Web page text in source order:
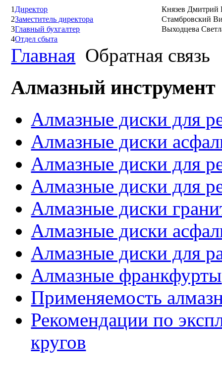
1 Директор
Князев Дмитрий
2Заместитель директора
Стамбровский
3Главный бухгалтер
Выходцева
4Отдел сбыта
Главная Обратная связь
Алмазный инструмент
Алмазные диски для
Алмазные диски
Алмазные диски для
Алмазные диски для
Алмазные диски
Алмазные диски
Алмазные диски для
Алмазные франкфурты
Применяемость
Рекомендации по
кругов